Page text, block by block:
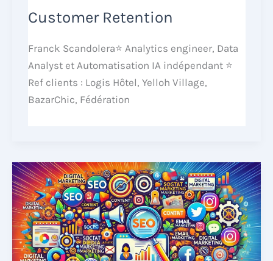
Customer Retention
Franck Scandolera⭐ Analytics engineer, Data
Analyst et Automatisation IA indépendant ⭐
Ref clients : Logis Hôtel, Yelloh Village,
BazarChic, Fédération